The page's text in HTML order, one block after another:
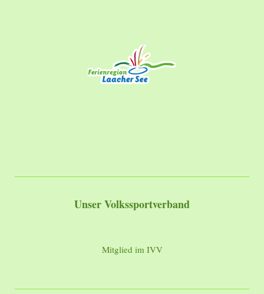
Unser Volkssportverband
Mitglied im IVV